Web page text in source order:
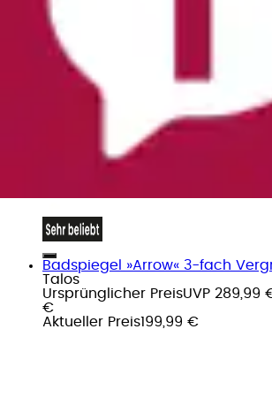
Badspiegel »Arrow« 3-fach
Talos
Ursprünglicher PreisUVP 289,99
€
Aktueller Preis199,99 €